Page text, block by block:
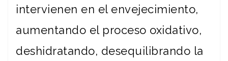
intervienen en el envejecimiento,
aumentando el proceso oxidativo,
deshidratando, desequilibrando la